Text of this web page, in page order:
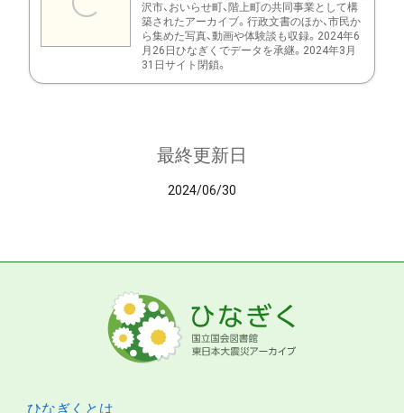
沢市、おいらせ町、階上町の共同事業として構
築されたアーカイブ。行政文書のほか、市民か
ら集めた写真、動画や体験談も収録。2024年6
月26日ひなぎくでデータを承継。2024年3月
31日サイト閉鎖。
最終更新日
2024/06/30
ひなぎくとは